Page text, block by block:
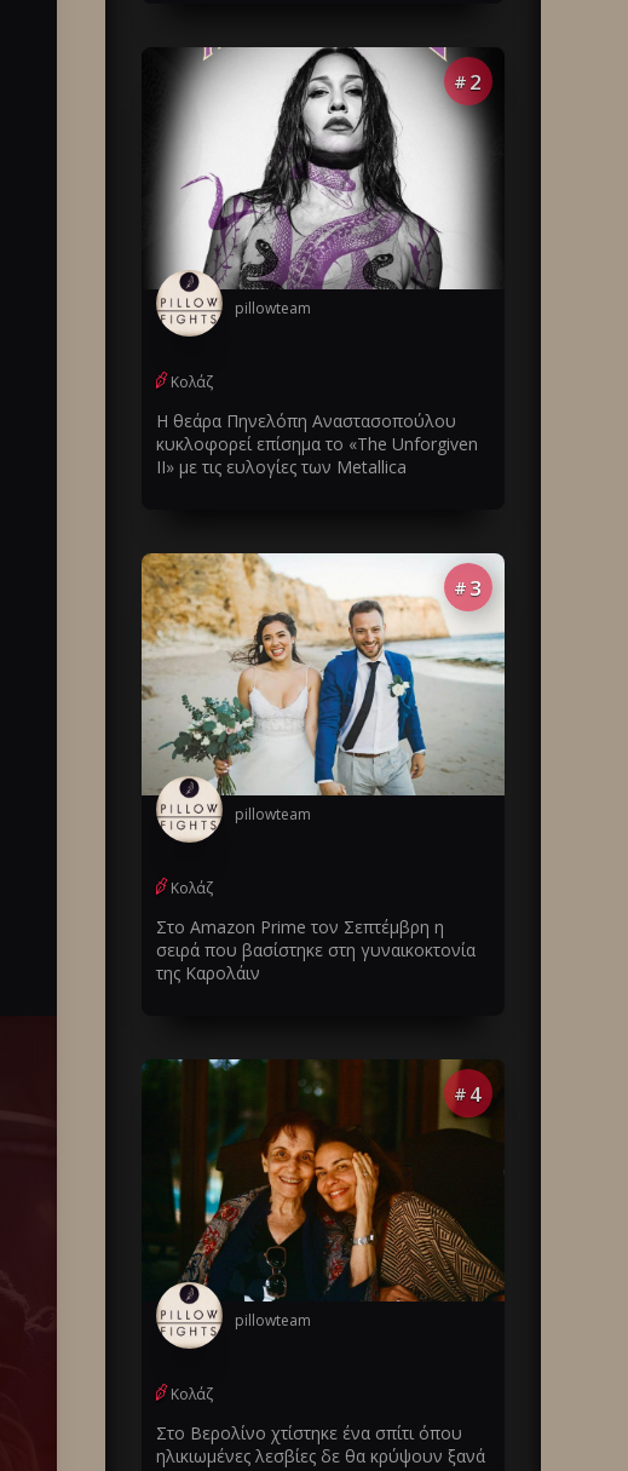
# 2
pillowteam
Κολάζ
Η θεάρα Πηνελόπη Αναστασοπούλου
κυκλοφορεί επίσημα το «The Unforgiven
II» με τις ευλογίες των Metallica
# 3
pillowteam
Κολάζ
Στο Amazon Prime τον Σεπτέμβρη η
σειρά που βασίστηκε στη γυναικοκτονία
της Καρολάιν
# 4
pillowteam
Κολάζ
Στο Βερολίνο χτίστηκε ένα σπίτι όπου
ηλικιωμένες λεσβίες δε θα κρύψουν ξανά